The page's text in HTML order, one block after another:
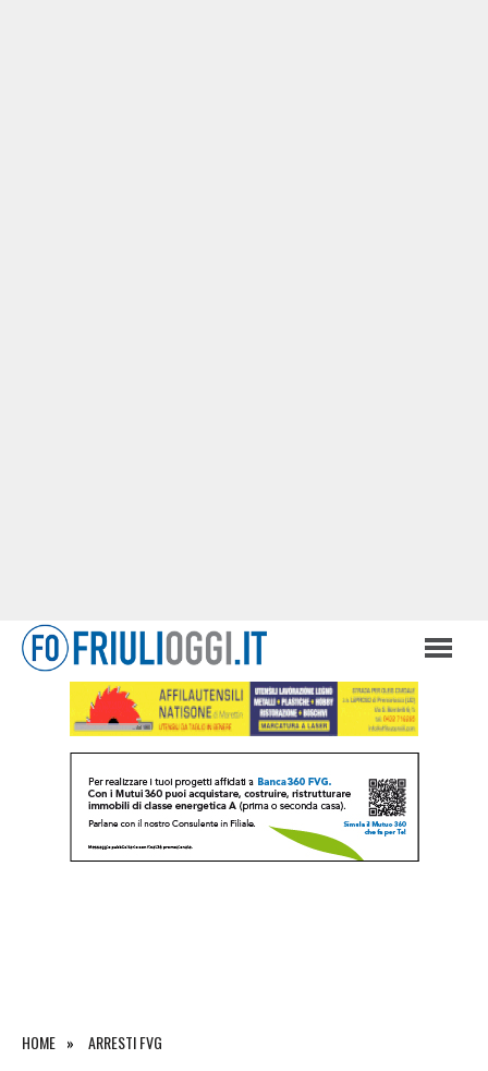
HOME ARRESTI FVG